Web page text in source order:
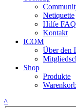
Netiquette
Hilfe FAQ
Kontakt
ICOM
Über den
Shop
Produkte
^